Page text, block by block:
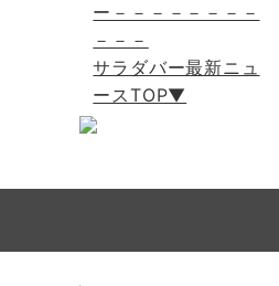
ー－－－－－－－－
－－－
サラダバー最新ニュ
ースTOP▼